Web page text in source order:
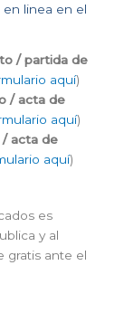
en linea en el
/ partida de
aquí)
/ acta de
aquí)
acta de
aquí)
es
y al
gratis ante el